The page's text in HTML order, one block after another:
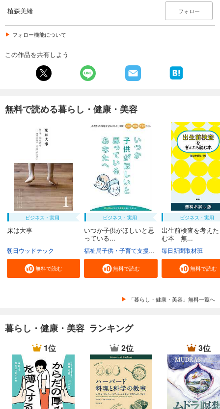
植森美緒 フォロー
フォロー機能について
この作品を共有しよう
無料で読める暮らし・健康・美容
ビジネス・実用
床は大事
朝日ウッドテック
無料で読む
ビジネス・実用
いつか子供がほしいと思
っている...
東京都
無料で読む
ビジネス・実用
出生前検査を考え
む本 無...
毎日新聞取材班
無料で読む
「暮らし・健康・美容」無料一覧へ
暮らし・健康・美容 ランキング
1位 2位 3位